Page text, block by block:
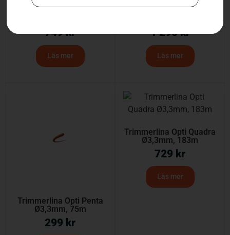
Trimmerlina Core Cut
749kr
Läs mer
Trimmerlina Core Cut
1 290kr
Läs mer
Trimmerlina Opti Penta
Ø3,3mm, 75m
299 kr
Trimmerlina Opti Quadra
Ø3,3mm, 183m
729 kr
Läs mer